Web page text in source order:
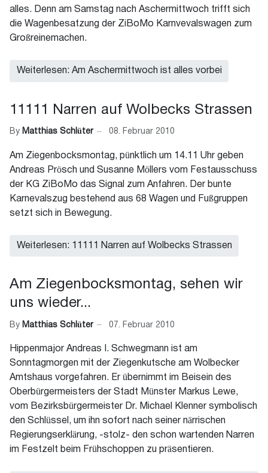
alles. Denn am Samstag nach Aschermittwoch trifft sich
die Wagenbesatzung der ZiBoMo Karnvevalswagen zum
Großreinemachen.
Weiterlesen: Am Aschermittwoch ist alles vorbei
11111 Narren auf Wolbecks Strassen
By Matthias Schlüter 08. Februar 2010
Am Ziegenbocksmontag, pünktlich um 14.11 Uhr geben
Andreas Prösch und Susanne Möllers vom Festausschuss
der KG ZiBoMo das Signal zum Anfahren. Der bunte
Karnevalszug bestehend aus 68 Wagen und Fußgruppen
setzt sich in Bewegung.
Weiterlesen: 11111 Narren auf Wolbecks Strassen
Am Ziegenbocksmontag, sehen wir
uns wieder...
By Matthias Schlüter 07. Februar 2010
Hippenmajor Andreas I. Schwegmann ist am
Sonntagmorgen mit der Ziegenkutsche am Wolbecker
Amtshaus vorgefahren. Er übernimmt im Beisein des
Oberbürgermeisters der Stadt Münster Markus Lewe,
vom Bezirksbürgermeister Dr. Michael Klenner symbolisch
den Schlüssel, um ihn sofort nach seiner närrischen
Regierungserklärung, -stolz- den schon wartenden Narren
im Festzelt beim Frühschoppen zu präsentieren.